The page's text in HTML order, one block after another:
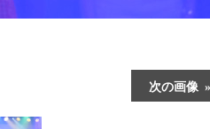
次の画像